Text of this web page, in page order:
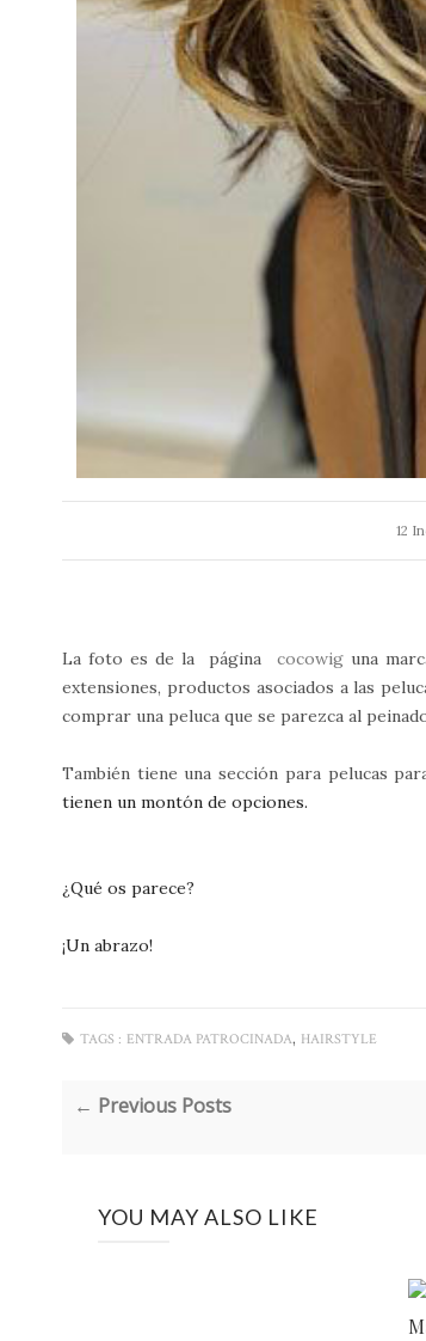
12
La foto es de la página cocowiguna
extensiones, productos asociados a las
comprar una peluca que se parezca al
También tiene una sección para pelucas
tienen un montón de opciones.
¿Qué os parece?
¡Un abrazo!
TAGS : ENTRADA PATROCINADA, HAIRSTYLE
← Previous Posts
YOU MAY ALSO LIKE